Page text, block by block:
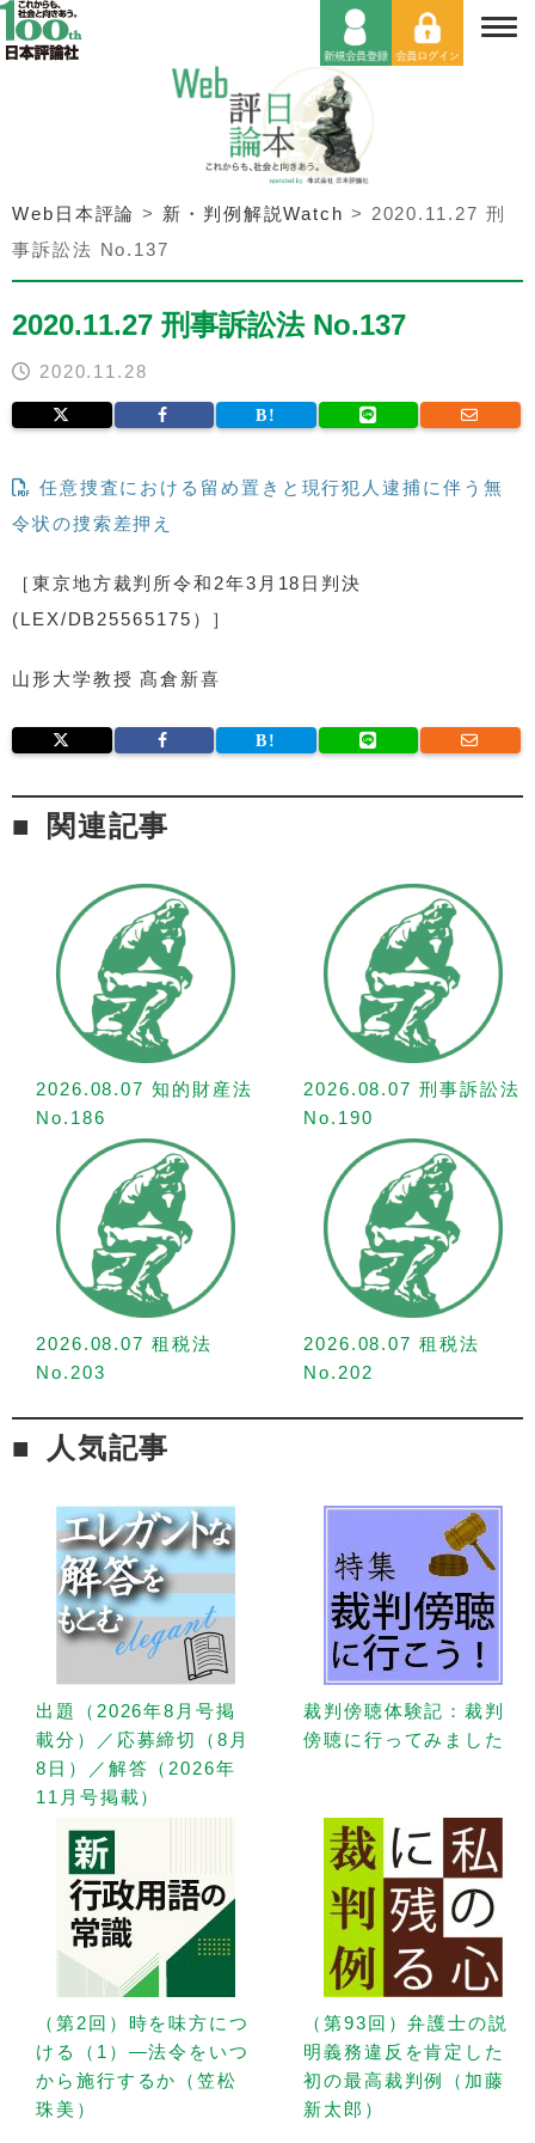
Web日本評論 > 新・判例解説Watch > 2020.11.27 刑
事訴訟法 No.137
2020.11.27 刑事訴訟法 No.137
2020.11.28
任意捜査における留め置きと現行犯人逮捕に伴う無
令状の捜索差押え
［東京地方裁判所令和2年3月18日判決
(LEX/DB25565175）］
山形大学教授 髙倉新喜
関連記事
2026.08.07 知的財産法
No.186
2026.08.07 刑事訴訟法
No.190
2026.08.07 租税法
No.203
2026.08.07 租税法
No.202
人気記事
出題（2026年8月号掲
載分）／応募締切（8月
8日）／解答（2026年
11月号掲載）
裁判傍聴体験記：裁判
傍聴に行ってみました
（第2回）時を味方につ
ける（1）—法令をいつ
から施行するか（笠松
珠美）
（第93回）弁護士の説
明義務違反を肯定した
初の最高裁判例（加藤
新太郎）